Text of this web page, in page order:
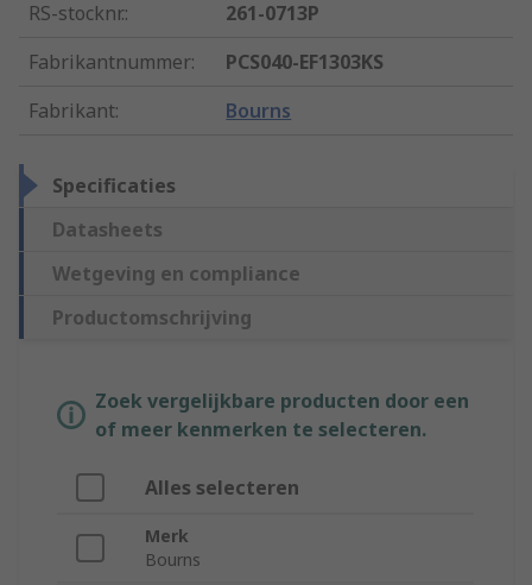
RS-stocknr.:
261-0713P
Fabrikantnummer:
PCS040-EF1303KS
Fabrikant: Bourns
Specificaties
Datasheets
Wetgeving en compliance
Productomschrijving
Zoek vergelijkbare producten door een
of meer kenmerken te selecteren.
Alles selecteren
Merk
Bourns